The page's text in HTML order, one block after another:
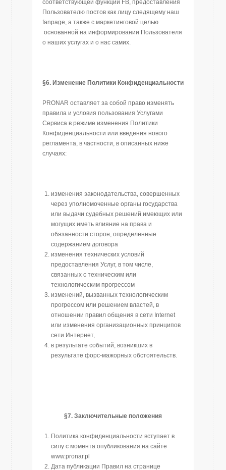
соответствующей функции FB, предоставления
Пользователю постов как лицу следящему наш
fanpage, а также с маркетинговой целью
основанной на информировании Пользователя
о наших услугах и о нас самих.
§6. Изменение Политики Конфиденциальности
PRONAR оставляет за собой право изменять
правила и условия пользования Услугами
Сервиса в режиме изменения Политики
Конфиденциальности или введения нового
регламента, в частности, в описанных ниже
случаях:
изменения законодательства, совершенных
через уполномоченные органы государства
или выдачи судебных решений имеющих или
могущих иметь влияние на права и
обязанности сторон, определенные
содержанием договора
изменения технических условий
предоставления Услуг, в том числе,
связанных с техническим или
технологическим прогрессом
изменений, вызванных технологическим
прогрессом или решением властей, в
отношении правил общения в сети Internet
или изменения организационных принципов
сети Интернет,
в результате событий, возникших в
результате форс-мажорных обстоятельств.
§7. Заключительные положения
Политика конфиденциальности вступает в
силу с момента опубликования на сайте
www.pronar.pl
Дата публикации Правил на странице